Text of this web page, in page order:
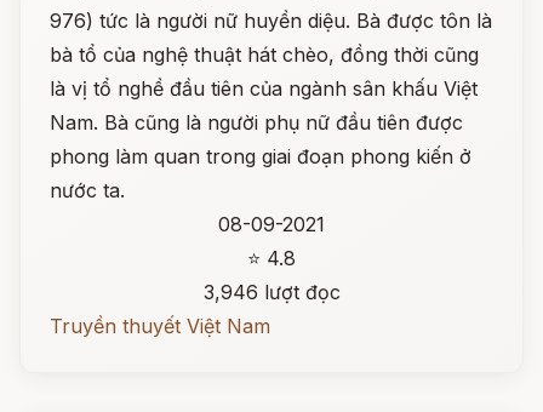
976) tức là người nữ huyền diệu. Bà được tôn là
bà tổ của nghệ thuật hát chèo, đồng thời cũng
là vị tổ nghề đầu tiên của ngành sân khấu Việt
Nam. Bà cũng là người phụ nữ đầu tiên được
phong làm quan trong giai đoạn phong kiến ở
nước ta.
08-09-2021
⭐ 4.8
3,946 lượt đọc
Truyền thuyết Việt Nam